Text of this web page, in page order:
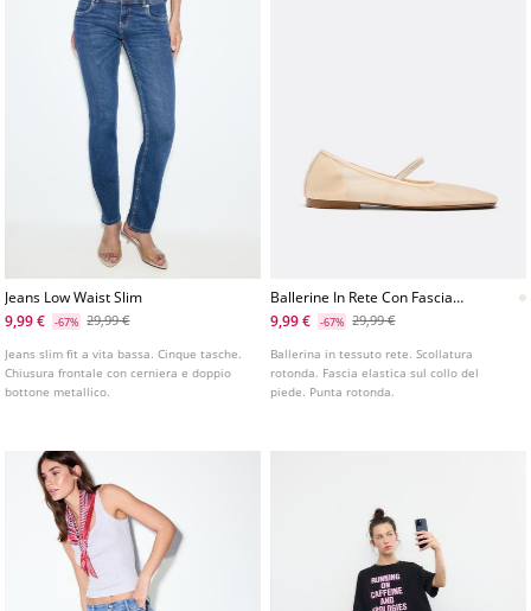
Jeans Low Waist Slim
9,99 €
-67% 29,99 €
Jeans slim fit a vita bassa. Cinque tasche.
Chiusura frontale con cerniera e doppio
bottone metallico.
Ballerine In Rete Con Fascia
Elastica
9,99 € -67% 29,99 €
Ballerina in tessuto rete. Scollatura
rotonda. Fascia elastica sul collo del
piede. Punta rotonda.